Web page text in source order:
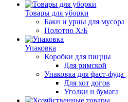
Товары для уборки
Баки и урны для мусора
Полотно Х/Б
Упаковка
Коробки для пиццы
Для римской
Упаковка для фаст-фуда
Для хот догов
Уголки и бумага